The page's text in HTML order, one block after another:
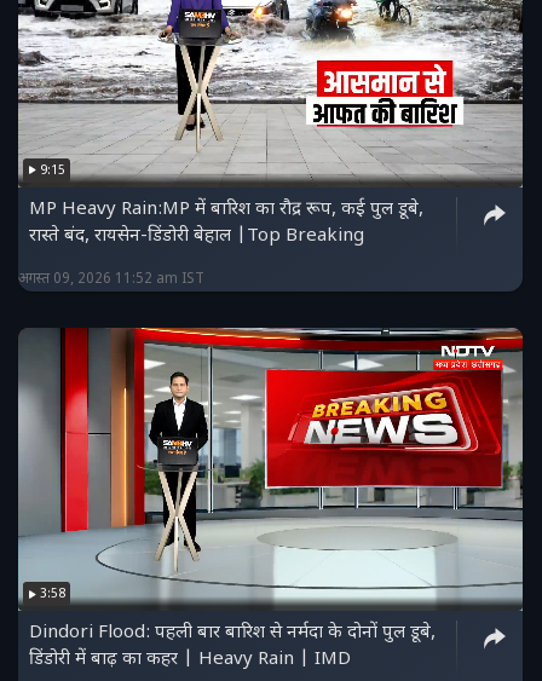
9:15
MP Heavy Rain:MP में बारिश का रौद्र रूप, कई पुल डूबे,
रास्ते बंद, रायसेन-डिंडोरी बेहाल |Top Breaking
अगस्त 09, 2026 11:52 am IST
3:58
Dindori Flood: पहली बार बारिश से नर्मदा के दोनों पुल डूबे,
डिंडोरी में बाढ़ का कहर | Heavy Rain | IMD